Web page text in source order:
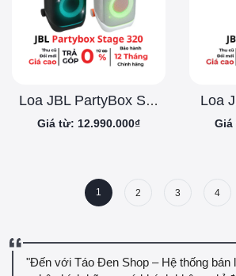
Loa JBL PartyBox Stage 320
Giá từ: 12.990.000₫
Loa
Giá
1 2 3 4
"Đến với Táo Đen Shop – Hệ thống bán